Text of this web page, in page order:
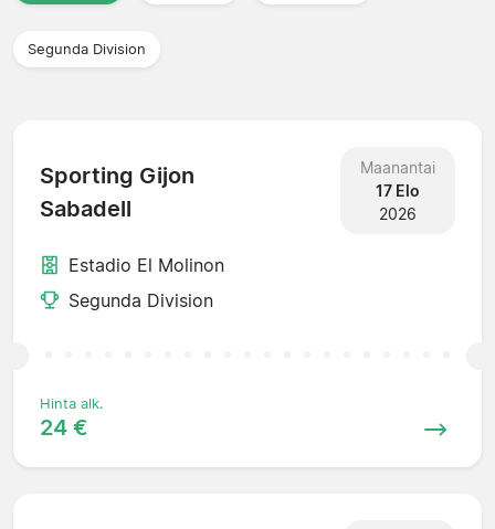
Segunda Division
Sporting Gijon
Sabadell
Maanantai
17 Elo
2026
Estadio El Molinon
Segunda Division
Hinta alk.
24 €